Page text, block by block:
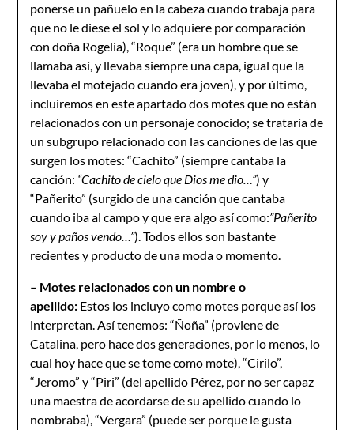
ponerse un pañuelo en la cabeza cuando trabaja para
que no le diese el sol y lo adquiere por comparación
con doña Rogelia), “Roque” (era un hombre que se
llamaba así, y llevaba siempre una capa, igual que la
llevaba el motejado cuando era joven), y por último,
incluiremos en este apartado dos motes que no están
relacionados con un personaje conocido; se trataría de
un subgrupo relacionado con las canciones de las que
surgen los motes: “Cachito” (siempre cantaba la
canción: “Cachito de cielo que Dios me dio…”) y
“Pañerito” (surgido de una canción que cantaba
cuando iba al campo y que era algo así como:”Pañerito
soy y paños vendo…”). Todos ellos son bastante
recientes y producto de una moda o momento.
– Motes relacionados con un nombre o
apellido: Estos los incluyo como motes porque así los
interpretan. Así tenemos: “Ñoña” (proviene de
Catalina, pero hace dos generaciones, por lo menos, lo
cual hoy hace que se tome como mote), “Cirilo”,
“Jeromo” y “Piri” (del apellido Pérez, por no ser capaz
una maestra de acordarse de su apellido cuando lo
nombraba), “Vergara” (puede ser porque le gusta